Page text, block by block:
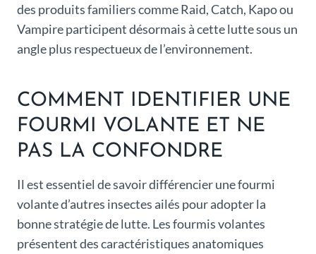
des produits familiers comme Raid, Catch, Kapo ou
Vampire participent désormais à cette lutte sous un
angle plus respectueux de l’environnement.
COMMENT IDENTIFIER UNE
FOURMI VOLANTE ET NE
PAS LA CONFONDRE
Il est essentiel de savoir différencier une fourmi
volante d’autres insectes ailés pour adopter la
bonne stratégie de lutte. Les fourmis volantes
présentent des caractéristiques anatomiques